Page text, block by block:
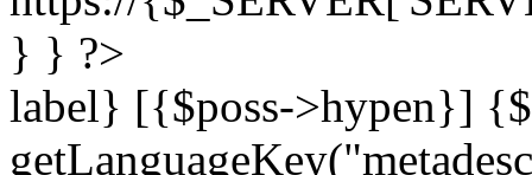
} } ?>
label} [{$poss->hypen}]